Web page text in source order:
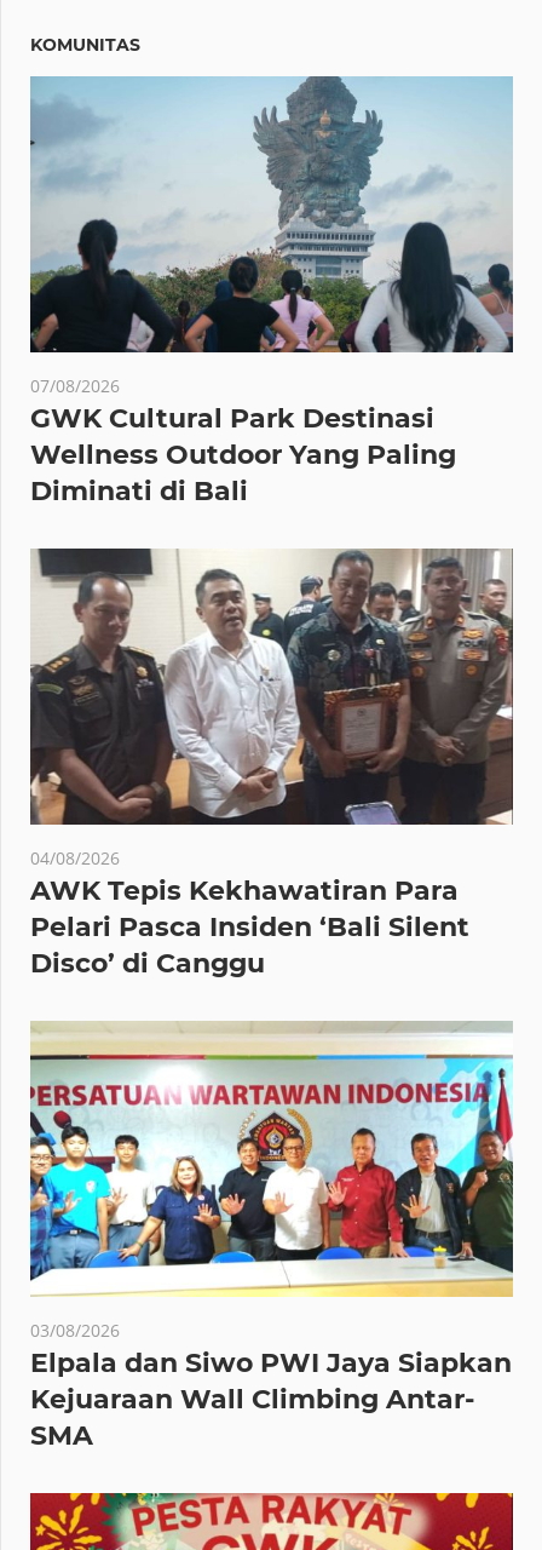
KOMUNITAS
07/08/2026
GWK Cultural Park Destinasi
Wellness Outdoor Yang Paling
Diminati di Bali
04/08/2026
AWK Tepis Kekhawatiran Para
Pelari Pasca Insiden ‘Bali Silent
Disco’ di Canggu
03/08/2026
Elpala dan Siwo PWI Jaya Siapkan
Kejuaraan Wall Climbing Antar-
SMA